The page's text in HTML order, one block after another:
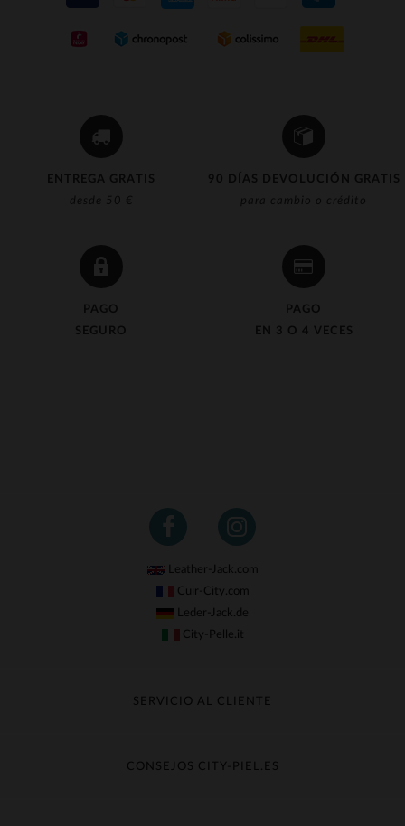
ENTREGA GRATIS
desde 50 €
90 DÍAS DEVOLUCIÓN GRATIS
para cambio o crédito
PAGO
SEGURO
PAGO
EN 3 O 4 VECES
Leather-Jack.com
Cuir-City.com
Leder-Jack.de
City-Pelle.it
SERVICIO AL CLIENTE
Cambio & Reembolso
CONSEJOS CITY-PIEL.ES